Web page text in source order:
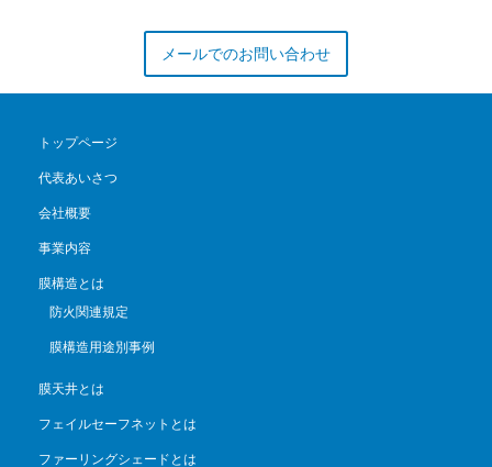
メールでのお問い合わせ
トップページ
代表あいさつ
会社概要
事業内容
膜構造とは
防火関連規定
膜構造用途別事例
膜天井とは
フェイルセーフネットとは
ファーリングシェードとは